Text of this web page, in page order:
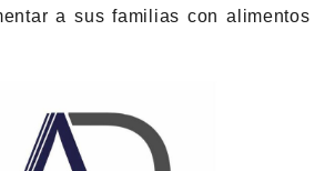
a sus familias con alimentos